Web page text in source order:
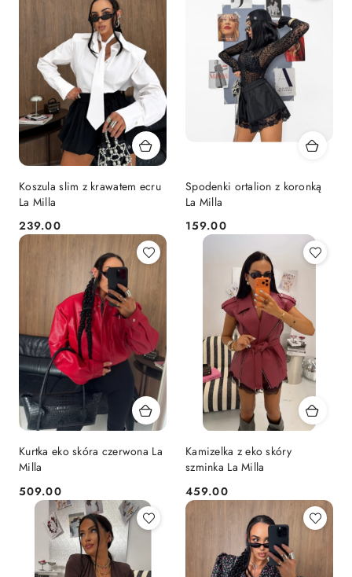
Koszula slim z krawatem ecru
La Milla
Cena:
239.00
Spodenki ortalion z koronką
La Milla
Cena:
159.00
Kurtka eko skóra czerwona La
Milla
Cena:
509.00
Kamizelka z eko skóry
szminka La Milla
Cena:
459.00